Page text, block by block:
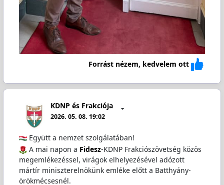
Forrást nézem, kedvelem ott
KDNP és Frakciója
2026. 05. 08. 19:02
Együtt a nemzet szolgálatában!
A mai napon a Fidesz-KDNP Frakciószövetség közös
megemlékezéssel, virágok elhelyezésével adózott
mártír miniszterelnökünk emléke előtt a Batthyány-
örökmécsesnél.